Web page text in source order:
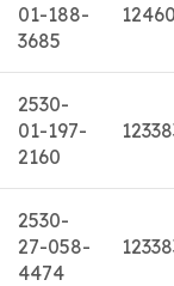
01-188-
3685
2530-
01-197-
2160
2530-
27-058-
4474